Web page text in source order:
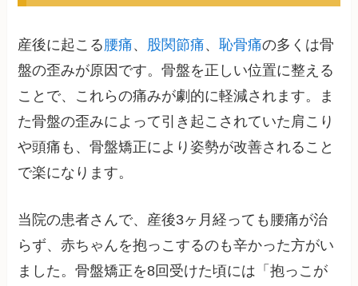
産後に起こる腰痛、 股関節痛、恥骨痛の多くは骨
盤の歪みが原因です。骨盤を正しい位置に整える
ことで、これらの痛みが劇的に軽減されます。ま
た骨盤の歪みによって引き起こされていた肩こり
や頭痛も、骨盤矯正により姿勢が改善されること
で楽になります。
当院の患者さんで、産後3ヶ月経っても腰痛が治
らず、赤ちゃんを抱っこするのも辛かった方がい
ました。骨盤矯正を8回受けた頃には「抱っこが